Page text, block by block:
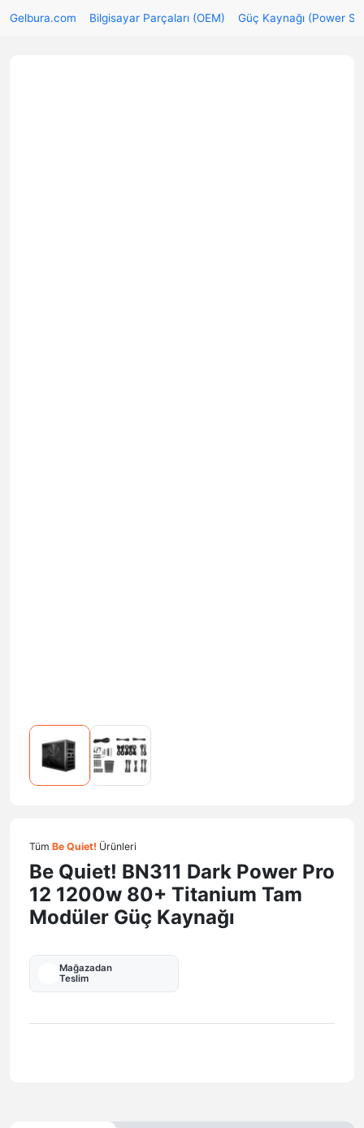
Gelbura.com Bilgisayar Parçaları (OEM) Güç Kaynağı (Power
Tüm Be Quiet! Ürünleri
Be Quiet! BN311 Dark Power Pro
12 1200w 80+ Titanium Tam
Modüler Güç Kaynağı
Mağazadan
Teslim